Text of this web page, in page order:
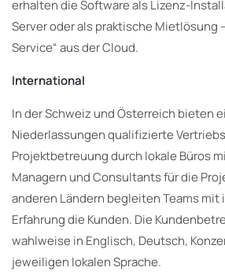
erhalten die Software als Lizenz-
Server oder als praktische Mietlösung
Service“ aus der Cloud.
International
In der Schweiz und Österreich bieten
Niederlassungen qualifizierte
Projektbetreuung durch lokale Büros
Managern und Consultants für die
anderen Ländern begleiten Teams
Erfahrung die Kunden. Die
wahlweise in Englisch, Deutsch,
jeweiligen lokalen Sprache.